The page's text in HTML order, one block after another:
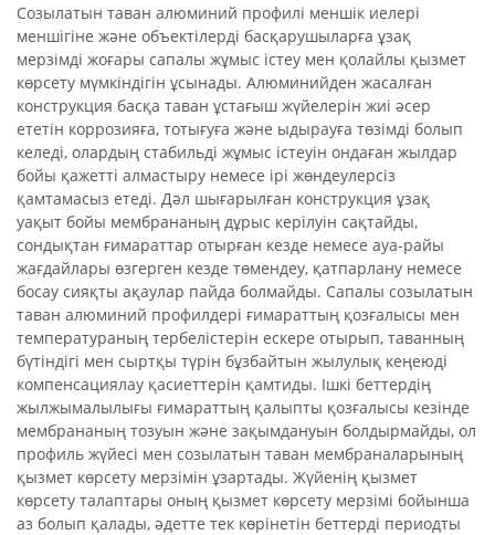
Созылатын таван алюминий профилі меншік иелері
меншігіне және объектілерді басқарушыларға ұзақ
мерзімді жоғары сапалы жұмыс істеу мен қолайлы қызмет
көрсету мүмкіндігін ұсынады. Алюминийден жасалған
конструкция басқа таван ұстағыш жүйелерін жиі әсер
ететін коррозияға, тотығуға және ыдырауға төзімді болып
келеді, олардың стабильді жұмыс істеуін ондаған жылдар
бойы қажетті алмастыру немесе ірі жөндеулерсіз
қамтамасыз етеді. Дәл шығарылған конструкция ұзақ
уақыт бойы мембрананың дұрыс керілуін сақтайды,
сондықтан ғимараттар отырған кезде немесе ауа-райы
жағдайлары өзгерген кезде төмендеу, қатпарлану немесе
босау сияқты ақаулар пайда болмайды. Сапалы созылатын
таван алюминий профилдері ғимараттың қозғалысы мен
температураның тербелістерін ескере отырып, таванның
бүтіндігі мен сыртқы түрін бұзбайтын жылулық кеңеюді
компенсациялау қасиеттерін қамтиды. Ішкі беттердің
жылжымалылығы ғимараттың қалыпты қозғалысы кезінде
мембрананың тозуын және зақымдануын болдырмайды, ол
профиль жүйесі мен созылатын таван мембраналарының
қызмет көрсету мерзімін ұзартады. Жүйенің қызмет
көрсету талаптары оның қызмет көрсету мерзімі бойынша
аз болып қалады, әдетте тек көрінетін беттерді периодты